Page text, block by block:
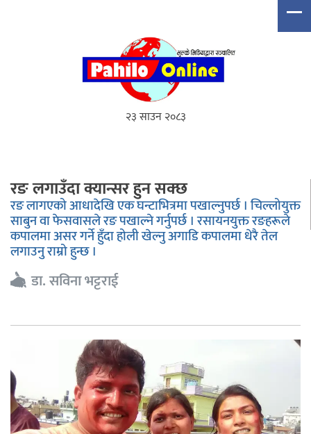
२३ साउन २०८३
रङ लगाउँदा क्यान्सर हुन सक्छ
रङ लागएको आधादेखि एक घन्टाभित्रमा पखाल्नुपर्छ । चिल्लोयुक्त
साबुन वा फेसवासले रङ पखाल्ने गर्नुपर्छ । रसायनयुक्त रङहरूले
कपालमा असर गर्ने हुँदा होली खेल्नु अगाडि कपालमा धेरै तेल
लगाउनु राम्रो हुन्छ ।
डा. सविना भट्टराई